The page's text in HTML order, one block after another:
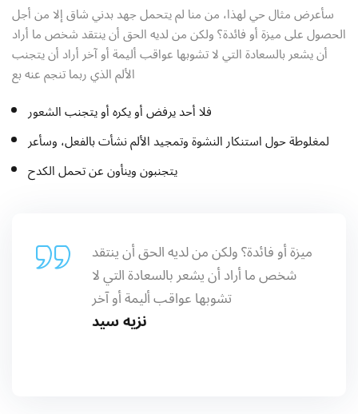
سأعرض مثال حي لهذا، من منا لم يتحمل جهد بدني شاق إلا من أجل
الحصول على ميزة أو فائدة؟ ولكن من لديه الحق أن ينتقد شخص ما أراد
أن يشعر بالسعادة التي لا تشوبها عواقب أليمة أو آخر أراد أن يتجنب
الألم الذي ربما تنجم عنه بع
فلا أحد يرفض أو يكره أو يتجنب الشعور
لمغلوطة حول استنكار النشوة وتمجيد الألم نشأت بالفعل، وسأعر
يتجنبون وينأون عن تحمل الكدح
ميزة أو فائدة؟ ولكن من لديه الحق أن ينتقد
شخص ما أراد أن يشعر بالسعادة التي لا
تشوبها عواقب أليمة أو آخر
نزيه سيد